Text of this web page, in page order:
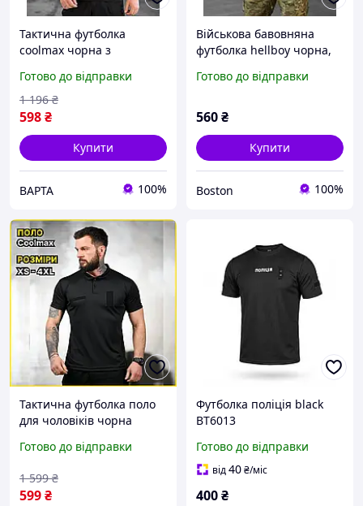
Тактична футболка
coolmax чорна з
літня футболка поліція
black, армійська футболка
чорна
Готово до відправки
598₴
1 196 ₴
Купити
ВАРТА 100%
Військова бавовняна
футболка hellboy чорна,
футболка поліція
Готово до відправки
560₴
Купити
Boston 100%
Тактична футболка поло
для чоловіків чорна
поліції армійська поло
Готово до відправки
599₴
1 599 ₴
Футболка поліція black
ВТ6013
Готово до відправки
від40₴/міс
400₴